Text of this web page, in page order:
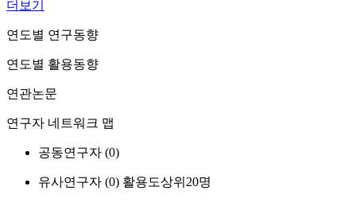
더보기
연도별 연구동향
연도별 활용동향
연관논문
연구자 네트워크 맵
공동연구자 (0)
유사연구자 (0) 활용도상위20명